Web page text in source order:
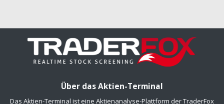
Über das Aktien-Terminal
Das Aktien-Terminal ist eine Aktienanalyse-Plattform der TraderFox